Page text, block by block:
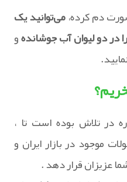
دم کرده،می‌توانید یک
در دو لیوان آب جوشاندهو
در تلاش بوده است تا ،
موجود در بازار ایران و
عزیزان قرار دهد .